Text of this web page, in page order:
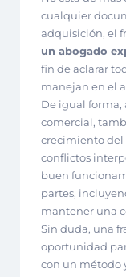
cualquier
adquisición, el
un abogado
fin de aclarar
manejan en el
De igual forma,
comercial,
crecimiento del
conflictos
buen
partes,
mantener una
Sin duda, una
oportunidad
con un método